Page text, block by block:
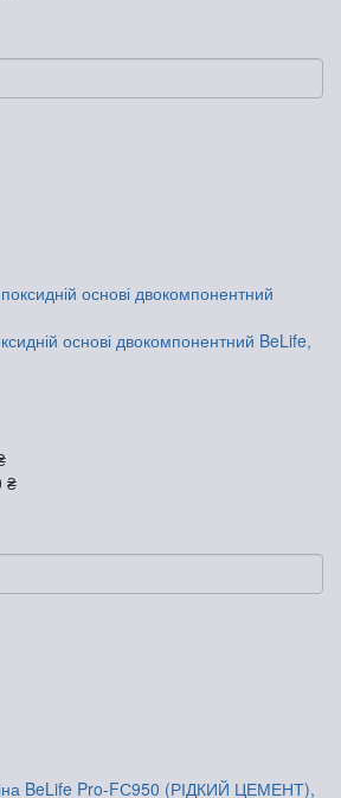
основі двокомпонентний BeLife,
₴